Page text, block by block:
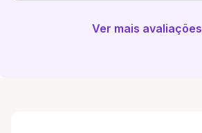
Ver mais avaliações